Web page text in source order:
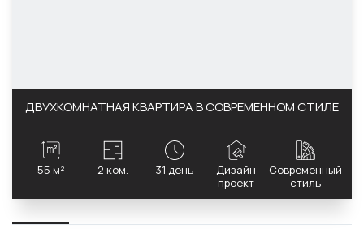
ДВУХКОМНАТНАЯ КВАРТИРА В СОВРЕМЕННОМ СТИЛЕ
55 м² 2 ком. 31 день
Дизайн
проект
Современный
стиль